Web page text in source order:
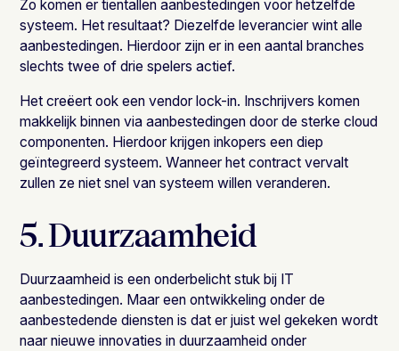
Zo komen er tientallen aanbestedingen voor hetzelfde
systeem. Het resultaat? Diezelfde leverancier wint alle
aanbestedingen. Hierdoor zijn er in een aantal branches
slechts twee of drie spelers actief.
Het creëert ook een vendor lock-in. Inschrijvers komen
makkelijk binnen via aanbestedingen door de sterke cloud
componenten. Hierdoor krijgen inkopers een diep
geïntegreerd systeem. Wanneer het contract vervalt
zullen ze niet snel van systeem willen veranderen.
5. Duurzaamheid
Duurzaamheid is een onderbelicht stuk bij IT
aanbestedingen. Maar een ontwikkeling onder de
aanbestedende diensten is dat er juist wel gekeken wordt
naar nieuwe innovaties in duurzaamheid onder